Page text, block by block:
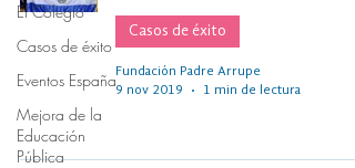
El Colegio
Casos de éxito
Eventos España
Mejora de la
Educación
Pública
Casos de éxito
Fundación Padre Arrupe
9 nov 2019
1 min de lectura